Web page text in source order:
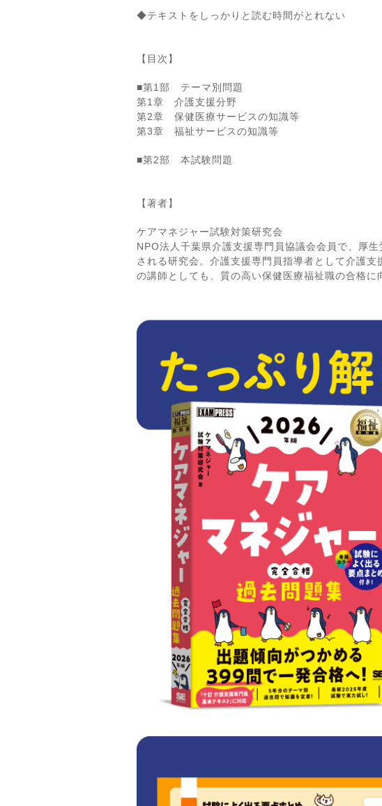
◆テキストをしっかりと読む時間がとれない
【目次】
■第1部 テーマ別問題
第1章 介護支援分野
第2章 保健医療サービスの知識等
第3章 福祉サービスの知識等
■第2部 本試験問題
【著者】
ケアマネジャー試験対策研究会
NPO法人千葉県介護支援専門員協議会会員で、厚
される研究会。介護支援専門員指導者として介護
の講師としても、質の高い保健医療福祉職の合格に